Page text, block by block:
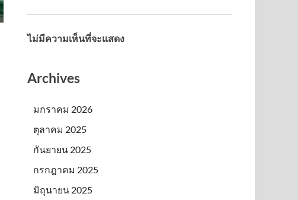
ไม่มีความเห็นที่จะแสดง
Archives
มกราคม 2026
ตุลาคม 2025
กันยายน 2025
กรกฎาคม 2025
มิถุนายน 2025